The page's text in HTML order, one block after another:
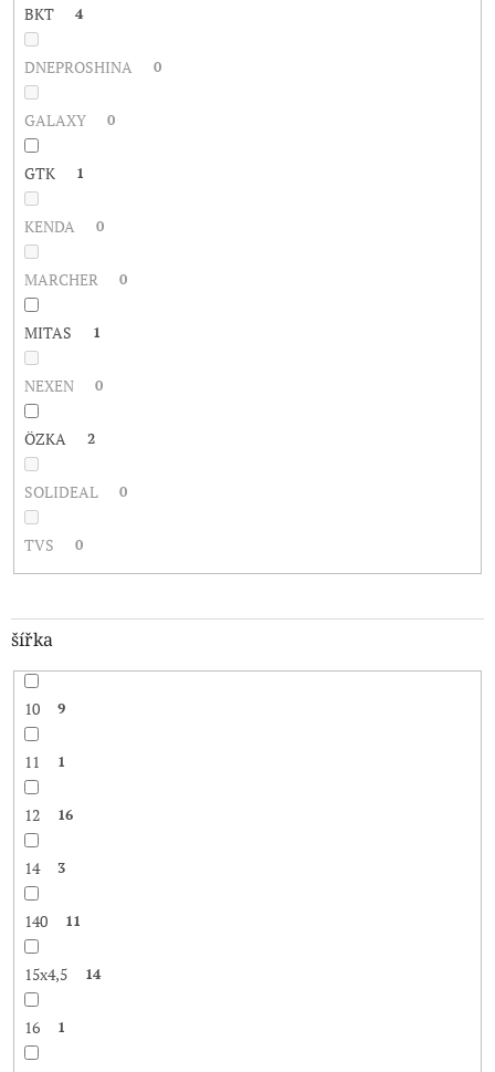
BKT 4
DNEPROSHINA 0
GALAXY 0
GTK 1
KENDA 0
MARCHER 0
MITAS 1
NEXEN 0
ÖZKA 2
SOLIDEAL 0
TVS 0
šířka
10 9
11 1
12 16
14 3
140 11
15x4,5 14
16 1